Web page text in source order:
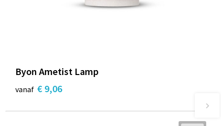
Byon Ametist Lamp
vanaf € 9,06